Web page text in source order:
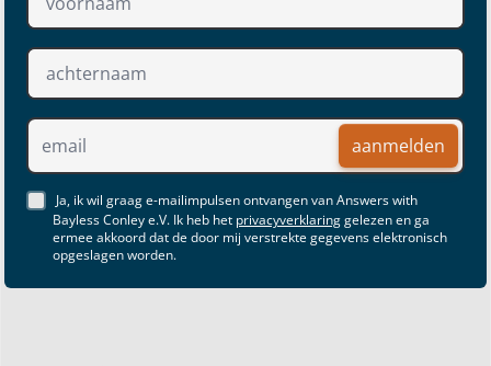
aanmelden
Ja, ik wil graag e-mailimpulsen ontvangen van Answers with
Bayless Conley e.V. Ik heb het privacyverklaringgelezen en ga
ermee akkoord dat de door mij verstrekte gegevens elektronisch
opgeslagen worden.